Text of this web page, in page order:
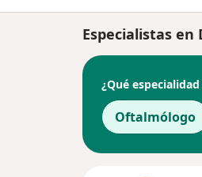
Especialistas
¿Qué
Oftalmólogo